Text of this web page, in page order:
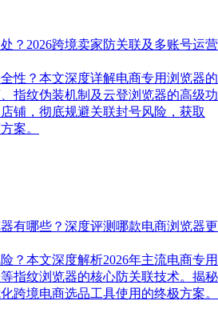
？2026跨境卖家防关联及多账号运营
性？本文深度详解电商专用浏览器的
指纹伪装机制及云登浏览器的高级功
铺，彻底规避关联封号风险，获取
案。
有哪些？深度评测哪款电商浏览器更
？本文深度解析2026年主流电商专用
指纹浏览器的核心防关联技术。揭秘
跨境电商选品工具使用的终极方案。